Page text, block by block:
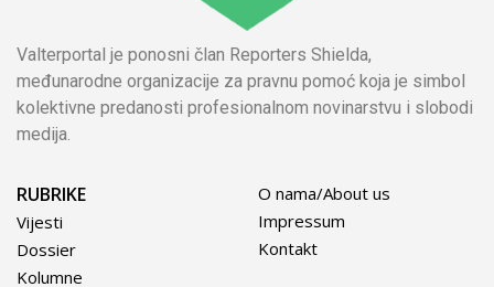
Valterportal je ponosni član Reporters Shielda,
međunarodne organizacije za pravnu pomoć koja je simbol
kolektivne predanosti profesionalnom novinarstvu i slobodi
medija.
RUBRIKE
Vijesti
Dossier
Kolumne
O nama/About us
Impressum
Kontakt